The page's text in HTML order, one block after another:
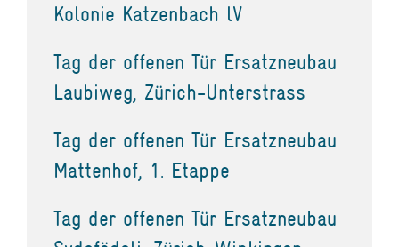
Kolonie Katzenbach lV
Tag der offenen Tür Ersatzneubau
Laubiweg, Zürich-Unterstrass
Tag der offenen Tür Ersatzneubau
Mattenhof, 1. Etappe
Tag der offenen Tür Ersatzneubau